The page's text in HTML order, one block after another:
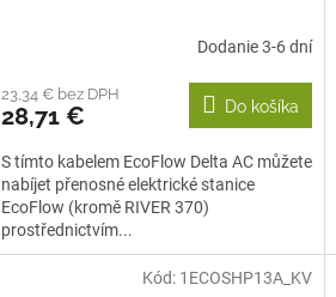
Dodanie 3-6 dní
23,34 € bez DPH
28,71 € Do košíka
S tímto kabelem EcoFlow Delta AC můžete
nabíjet přenosné elektrické stanice
EcoFlow (kromě RIVER 370)
prostřednictvím...
Kód: 1ECOSHP13A_KV